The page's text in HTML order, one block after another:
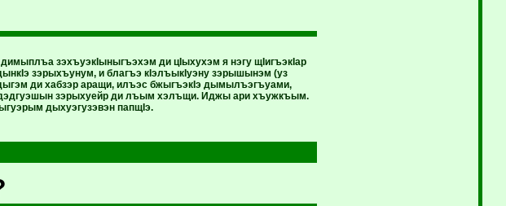
зэхъуэкIыныгъэхэм ди цIыхухэм я нэгу щIигъэкIар
зэрыхъунум, и благъэ кIэлъыкIуэну зэрышынэм (уз
ди хабзэр аращи, илъэс бжыгъэкIэ дымылъэгъуами,
зэрыхуейр ди лъым хэлъщи. Иджы ари хъужкъым.
дыхуэгузэвэн папщIэ.